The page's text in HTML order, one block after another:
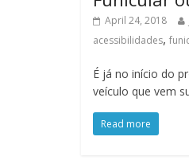
April 24, 2018
acessibilidades,
É já no início do
veículo que vem
Read more